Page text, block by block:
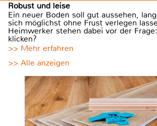
Robust und leise
Ein neuer Boden soll gut aussehen,
sich möglichst ohne Frust verlegen
Heimwerker stehen dabei vor der
klicken?
>> Mehr erfahren
>> Alle anzeigen